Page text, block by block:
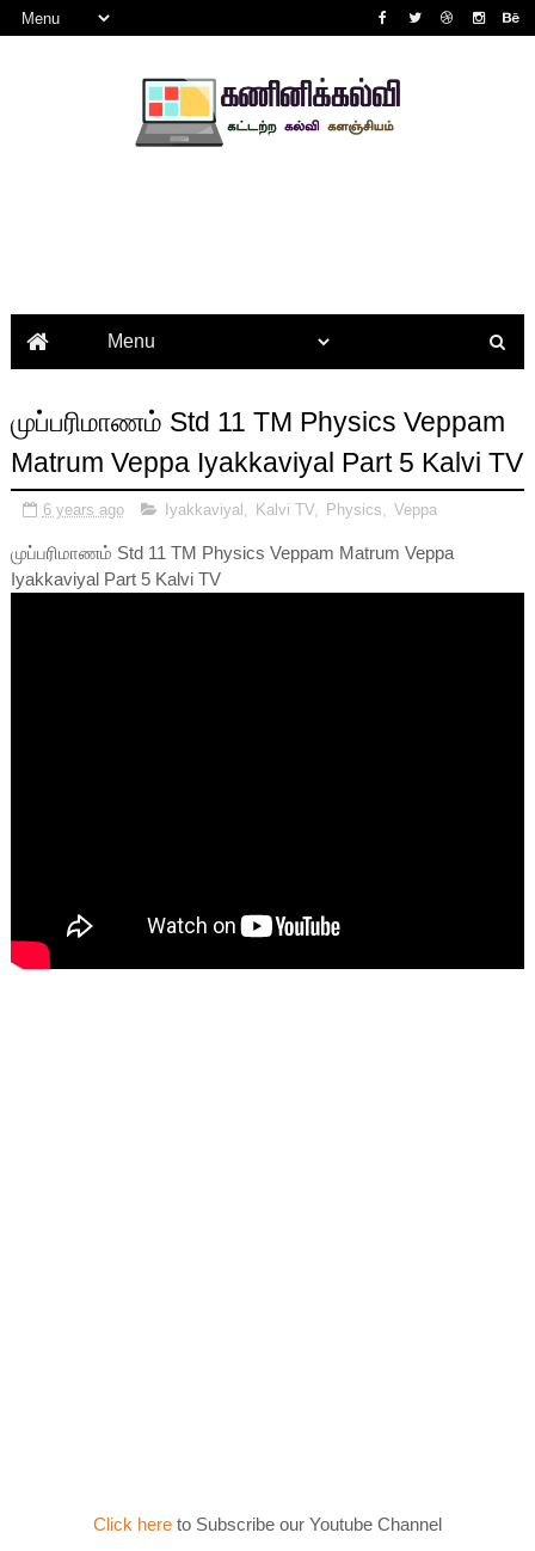
முப்பரிமாணம் Std 11 TM Physics Veppam
Matrum Veppa Iyakkaviyal Part 5 Kalvi TV
6 years ago Iyakkaviyal Kalvi TV, Physics Veppa
முப்பரிமாணம் Std 11 TM Physics Veppam Matrum Veppa
Iyakkaviyal Part 5 Kalvi TV
Click here to Subscribe our Youtube Channel